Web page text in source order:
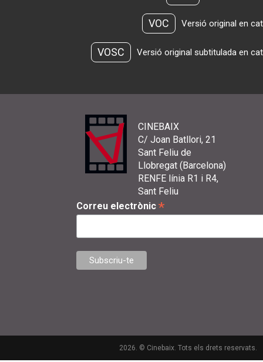
VOC Versió original en
VOSC Versió original subtitulada en
CINEBAIX
C/ Joan Batllori, 21
Sant Feliu de
Llobregat (Barcelona)
RENFE línia R1 i R4,
Sant Feliu
Correu electrònic *
2026. © Cinebaix. Tots els drets reservats.